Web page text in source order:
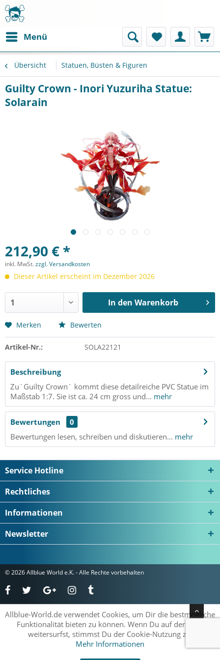
Menü
Übersicht Statuen, Büsten & Figuren
Guilty Crown - Inori Yuzuriha Statue:
Solarain
212,90 € *
inkl. MwSt.zzgl. Versandkosten
Dieser Artikel erscheint im Dezember 2026
In den Warenkorb
Merken Bewerten
Artikel-Nr.: SOLA22121
Beschreibung
Zu´Guilty Crown´ kommt diese detailreiche PVC Statue im
Maßstab 1:7. Sie ist ca. 24 cm gross und... mehr
Bewertungen
0
Bewertungen lesen, schreiben und diskutieren... mehr
Service Hotline
Rechtliches
Informationen
Newsletter
© 2026 Allblue World e.K. - Alle Rechte vorbehalten
Allblue-World.de verwendet Cookies, um Dir die bestmögliche
Funktionalität bieten zu können. Wenn Du auf der Seite
weitersurfst, stimmst Du der Cookie-Nutzung zu.
Mehr Informationen